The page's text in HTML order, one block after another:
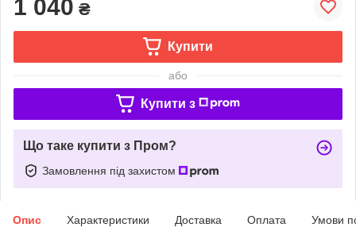
1 040 ₴
Купити
або
Купити з
Що таке купити з Пром?
Замовлення під захистом
Опис Характеристики Доставка Оплата Умови